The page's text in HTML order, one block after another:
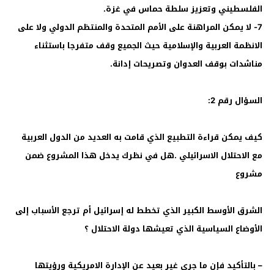
الفلسطيني وتعزيز سلطة حماس في غزة.
7- لا يمكن المراهنة على الأمم المتحدة والمنتظم الدولي ولا على
الانظمة العربية والإسلامية حيث الجميع وقف متفرجا باستثناء
مناشدات بوقف العدوان وتصريحات إدانة.
السؤال رقم 2:
كيف يمكن قراءة التطبيع الذي قامت به العديد من الدول العربية
مع الاحتلال الاسرائيلي .هل في نظرك يدخل هذا المشروع ضمن
مشروع
الشرق الأوسط الكبير الذي تخطط له إسرائيل أم ترجع الأسباب إلى
الأوضاع السياسية الذي تعيشها دولة الاحتلال ؟
– بالتأكيد فإن ما جرى غير بعيد عن الإدارة الامريكية ورؤيتها